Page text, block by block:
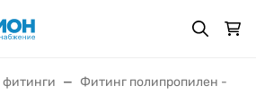
Фитинг полипропилен -